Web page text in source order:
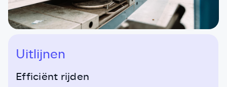
Uitlijnen
Efficiënt rijden